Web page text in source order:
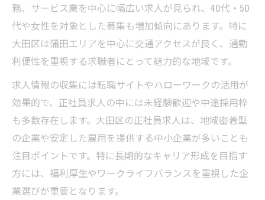
大田区 未経験OKの求人を活かすキャリア形
成
女性やミドル世代も安心の大田区正社員募集事
情
大田区 正社員求人 女性向け優遇ポイント
40代・50代も安心の大田区 正社員転職事情
女性活躍中の大田区 正社員求人の見つけ方
大田区 中途採用 正社員の年齢不問ポイント
ミドル世代も選びやすい大田区 正社員求人
事務職希望なら注目したい大田区の正社員情報
務、サービス業を中心に幅広い求人が見られ、40代・50
代や女性を対象とした募集も増加傾向にあります。特に
大田区は蒲田エリアを中心に交通アクセスが良く、通勤
利便性を重視する求職者にとって魅力的な地域です。
求人情報の収集には転職サイトやハローワークの活用が
効果的で、正社員求人の中には未経験歓迎や中途採用枠
も多数存在します。大田区の正社員求人は、地域密着型
の企業や安定した雇用を提供する中小企業が多いことも
注目ポイントです。特に長期的なキャリア形成を目指す
方には、福利厚生やワークライフバランスを重視した企
業選びが重要となります。